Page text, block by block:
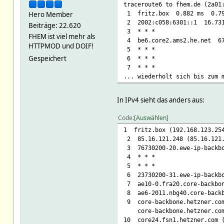
Hero Member
Beiträge: 22.620
FHEM ist viel mehr als
HTTPMOD und DOIF!
Gespeichert
traceroute6 to fhem.de
1 fritz.box 0.882 ms
2 2002:c058:6301::1
3 * * *
4 be6.core2.ams2.he.net
5 * * *
6 * * *
7 * * *
... wiederholt sich bis zum
In IPv4 sieht das anders aus:
Code Auswählen
1 fritz.box
2 85.16.121.248
3 76730200-20.ewe-ip-
4 * * *
5 * * *
6 23730200-31.ewe-ip-
7 ae10-0.fra20.core-
8 ae6-2011.nbg40.core-
9 core-
core-
10 core24.fsn1.hetzner.com